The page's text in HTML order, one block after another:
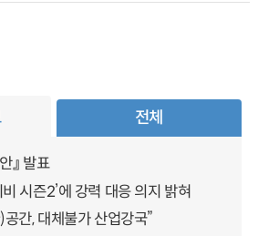
전체
』 발표
시즌2’에 강력 대응 의지 밝혀
간, 대체불가 산업강국”